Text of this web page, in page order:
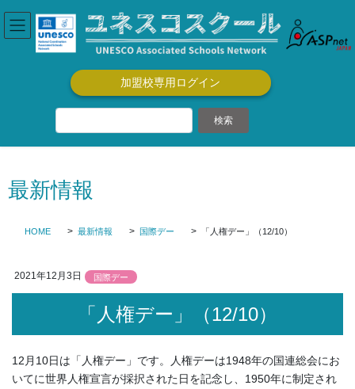
ン
テ
ビ
ゲ
加盟校専用ログイン
最新情報
HOME 最新情報 国際デー 「人権デー」（12/10）
2021年12月3日 国際デー
「人権デー」（12/10）
12月10日は「人権デー」です。人権デーは1948年の国連総会にお
いてに世界人権宣言が採択された日を記念し、1950年に制定され